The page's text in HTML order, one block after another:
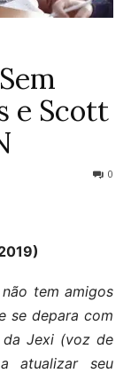
e Scott
0
tem amigos
se depara com
Jexi (voz de
atualizar seu